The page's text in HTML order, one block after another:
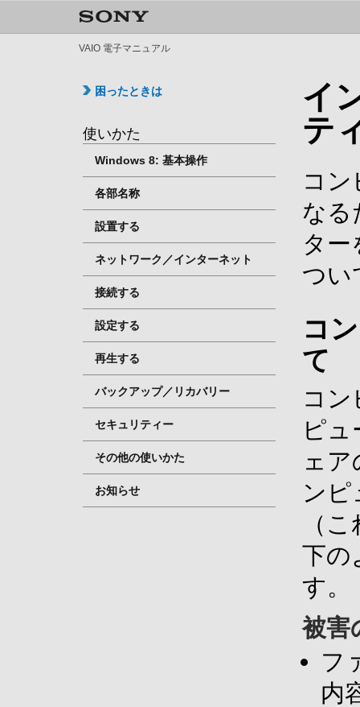
VAIO 電子マニュアル
困ったときは
使いかた
Windows 8: 基本操作
各部名称
設置する
ネットワーク／インターネット
接続する
設定する
再生する
バックアップ／リカバリー
セキュリティー
その他の使いかた
お知らせ
イ
テ
コン
なる
ター
つい
コ
て
コ
ピ
ェ
ン
（
下の
す。
被害
フ
内